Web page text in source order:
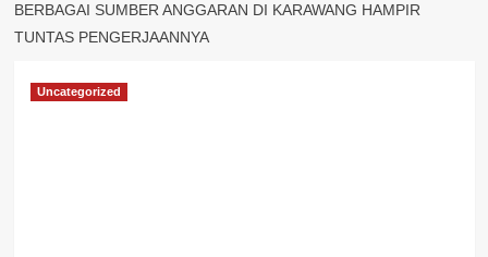
BERBAGAI SUMBER ANGGARAN DI KARAWANG HAMPIR
TUNTAS PENGERJAANNYA
Uncategorized